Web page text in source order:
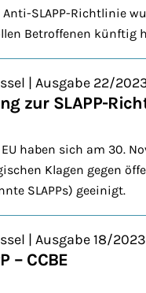
SLAPP-Richtlinie
Betroffenen künftig
| Ausgabe 22/
zur SLAPP-
EU haben sich am 30.
Klagen gegen
SLAPPs) geeinigt.
| Ausgabe 18/2023
– CCBE